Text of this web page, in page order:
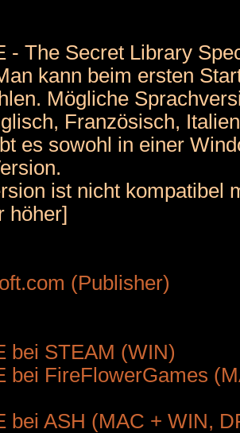
- The Secret Library
kann beim ersten
Mögliche
Französisch,
es sowohl in einer
ist nicht kompatibel
höher]
(Publisher)
bei STEAM (WIN)
bei FireFlowerGames
bei ASH (MAC + WIN,